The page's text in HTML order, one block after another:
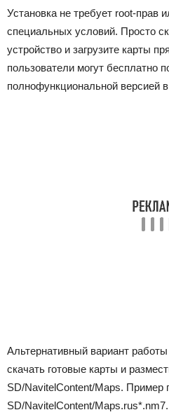
Установка не требует root-прав
специальных условий. Просто
устройство и загрузите карты
пользователи могут бесплатно
полнофункциональной версией
Альтернативный вариант
скачать готовые карты и
SD/NavitelContent/Maps. Пример
SD/NavitelContent/